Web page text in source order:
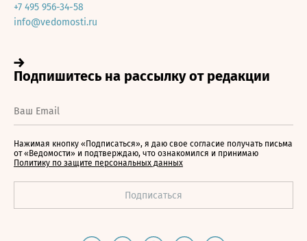
+7 495 956-34-58
info@vedomosti.ru
Нажимая кнопку «Подписаться», я даю свое согласие получать письма
от «Ведомости» и подтверждаю, что ознакомился и принимаю
Политику по защите персональных данных